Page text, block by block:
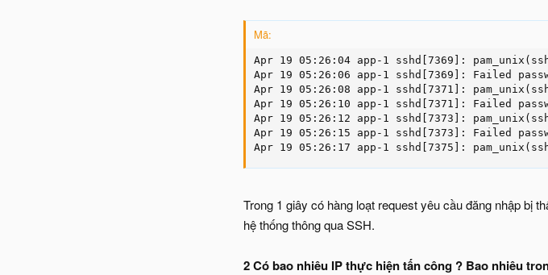
Mã:
Apr 19 05:26:04 app-1 sshd[7369]:
Apr 19 05:26:06 app-1 sshd[7369]: Failed
Apr 19 05:26:08 app-1 sshd[7371]:
Apr 19 05:26:10 app-1 sshd[7371]: Failed
Apr 19 05:26:12 app-1 sshd[7373]:
Apr 19 05:26:15 app-1 sshd[7373]: Failed
Apr 19 05:26:17 app-1 sshd[7375]:
Trong 1 giây có hàng loạt request yêu cầu đăng nhập bị
hệ thống thông qua SSH.
2 Có bao nhiêu IP thực hiện tấn công ? Bao nhiêu